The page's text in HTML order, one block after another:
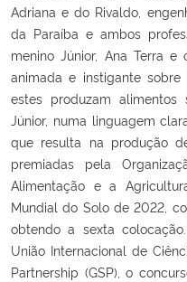
Adriana e do Rivaldo,
da Paraíba e ambos
menino Júnior, Ana Terra
animada e instigante
estes produzam alimentos
Júnior, numa linguagem
que resulta na produção
premiadas pela
Alimentação e a
Mundial do Solo de 2022,
obtendo a sexta
União Internacional de
Partnership (GSP), o